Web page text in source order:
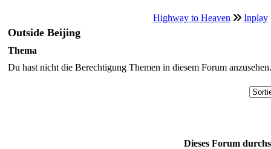
Highway to Heaven Inplay
Outside Beijing
Thema
Du hast nicht die Berechtigung Themen in diesem Forum anzusehen.
Dieses Forum